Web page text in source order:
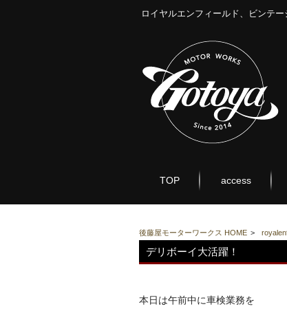
ロイヤルエンフィールド、ビンテ
TOP access
後藤屋モーターワークス HOME >
デリボーイ大活躍！
本日は午前中に車検業務を